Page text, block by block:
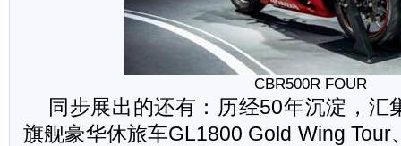
CBR500R FOUR
同步展出的还有：历经50年沉淀，汇
旗舰豪华休旅车GL1800 Gold Wing Tour